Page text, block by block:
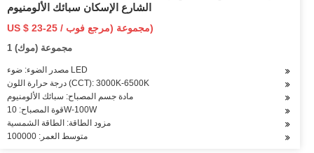
الشارع الإسكان سبائك الألومنيوم
US $ 23-25 / مجموعة (مرجع فوب)
1 مجموعة (موك)
مصدر الضوء: ضوء LED
درجة حرارة اللون (CCT): 3000K-6500K
مادة جسم المصباح: سبائك الألومنيوم
قوة المصباح: 10W-100W
مزود الطاقة: الطاقة الشمسية
متوسط العمر: 100000